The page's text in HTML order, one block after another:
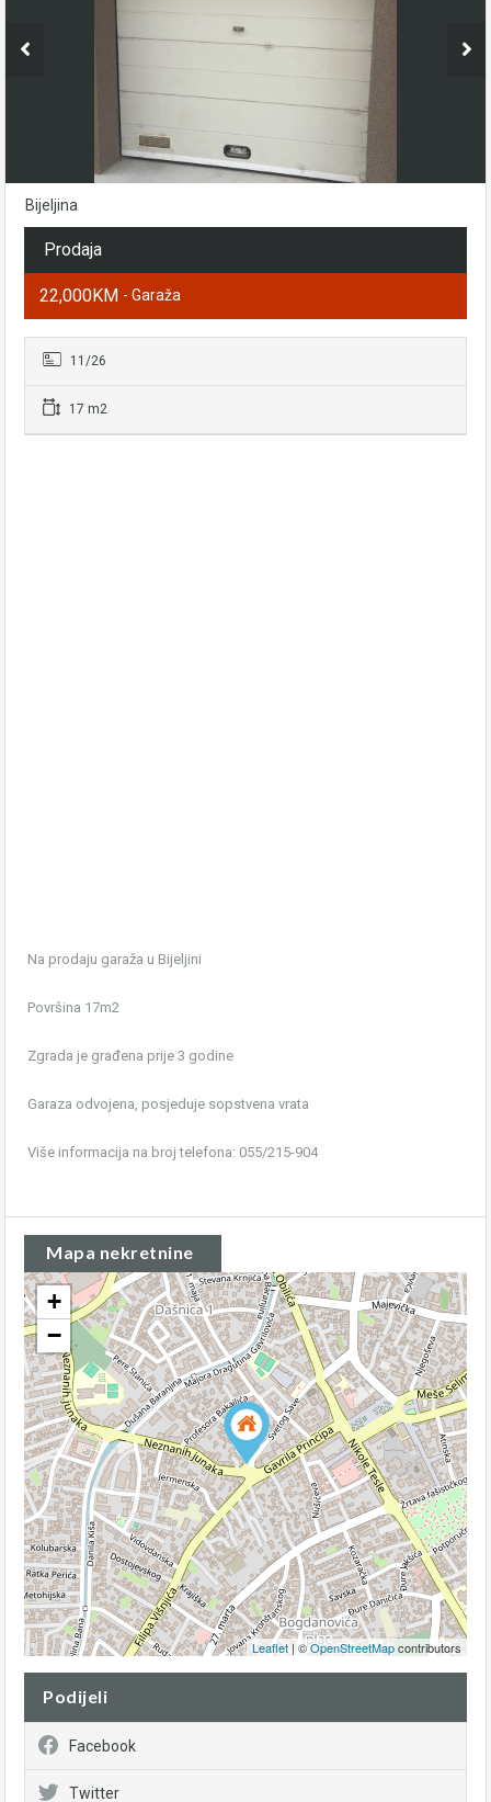
Bijeljina
Prodaja
22,000KM - Garaža
11/26
17 m2
Na prodaju garaža u Bijeljini
Površina 17m2
Zgrada je građena prije 3 godine
Garaza odvojena, posjeduje sopstvena vrata
Više informacija na broj telefona: 055/215-904
Mapa nekretnine
+
−
Leaflet | ©OpenStreetMapcontributors
Podijeli
Facebook
Twitter